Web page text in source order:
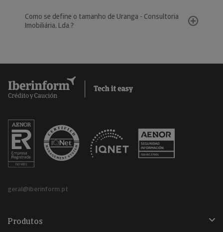
Como se define o tamanho de Uranga - Consultoria
Imobiliária, Lda.?
geral@iberinform.pt
Produtos